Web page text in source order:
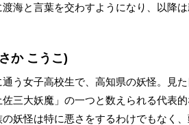
海と言葉を交わすようになり、以降
か こうこ)
う女子高校生で、高知県の妖怪。見
三大妖魔」の一つと数えられる代表
妖怪は特に悪さをするわけでもなく